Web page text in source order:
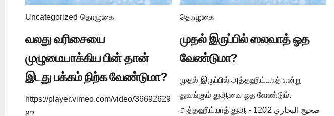
Uncategorized தொழுகை
வலது வரிசையை
முழுமையாக்கிய பின் தான்
இடது பக்கம் நிற்க வேண்டுமா?
https://player.vimeo.com/video/36692629
8?
தொழுகை
முதல் இருப்பில் ஸலவாத் ஓத
வேண்டுமா?
முதல் இருப்பில் அத்தஹிய்யாத் என்று
துவங்கும் துஆவை ஓத வேண்டும்.
அத்தஹிய்யாத் துஆ صحيح البخاري 1202 -